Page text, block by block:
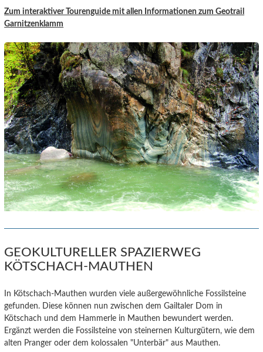
Zum interaktiver Tourenguide mit allen Informationen zum Geotrail
Garnitzenklamm
GEOKULTURELLER SPAZIERWEG
KÖTSCHACH-MAUTHEN
In Kötschach-Mauthen wurden viele außergewöhnliche Fossilsteine
gefunden. Diese können nun zwischen dem Gailtaler Dom in
Kötschach und dem Hammerle in Mauthen bewundert werden.
Ergänzt werden die Fossilsteine von steinernen Kulturgütern, wie dem
alten Pranger oder dem kolossalen "Unterbär" aus Mauthen.